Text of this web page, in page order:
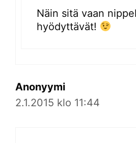
Näin sitä vaan
hyödyttävät!
Anonyymi
2.1.2015 klo 11:44